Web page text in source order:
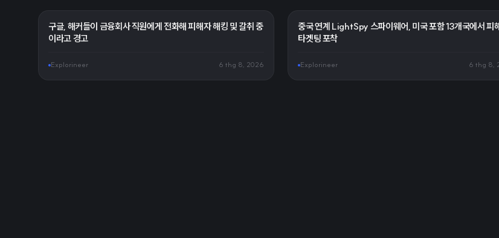
구글, 해커들이 금융회사 직원에게 전화해 피해자 해킹 및 갈취 중
이라고 경고
Explorineer 6 thg 8, 2026
중국 연계 LightSpy 스파이웨어, 미국 포함 13개국에서 피
타겟팅 포착
Explorineer 6 thg 8,